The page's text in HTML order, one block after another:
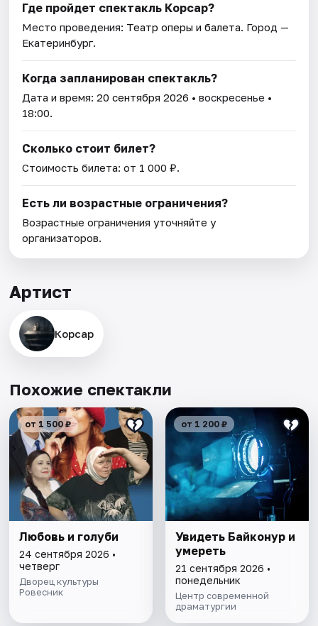
Где пройдет спектакль Корсар?
Место проведения: Театр оперы и балета. Город —
Екатеринбург.
Когда запланирован спектакль?
Дата и время:20 сентября 2026 • воскресенье •
18:00.
Сколько стоит билет?
Стоимость билета: от 1 000 ₽.
Есть ли возрастные ограничения?
Возрастные ограничения уточняйте у
организаторов.
Артист
Корсар
Похожие спектакли
от 1 500 ₽
Любовь и голуби
24 сентября 2026 •
четверг
Дворец культуры
Ровесник
от 1 200 ₽
Увидеть Байконур и
умереть
21 сентября 2026 •
понедельник
Центр современной
драматургии